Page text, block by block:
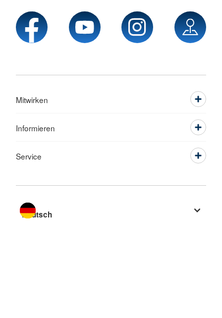
Mitwirken
Informieren
Service
Sprache wechseln zu